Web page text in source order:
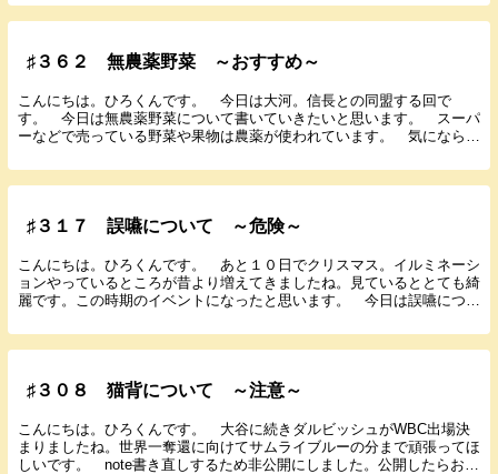
♯３６２ 無農薬野菜 ～おすすめ～
こんにちは。ひろくんです。 今日は大河。信長との同盟する回で
す。 今日は無農薬野菜について書いていきたいと思います。 スーパ
ーなどで売っている野菜や果物は農薬が使われています。 気にならな
♯３１７ 誤嚥について ～危険～
こんにちは。ひろくんです。 あと１０日でクリスマス。イルミネーシ
ョンやっているところが昔より増えてきましたね。見ているととても綺
麗です。この時期のイベントになったと思います。 今日は誤嚥につい
♯３０８ 猫背について ～注意～
こんにちは。ひろくんです。 大谷に続きダルビッシュがWBC出場決
まりましたね。世界一奪還に向けてサムライブルーの分まで頑張ってほ
しいです。 note書き直しするため非公開にしました。公開したらお知